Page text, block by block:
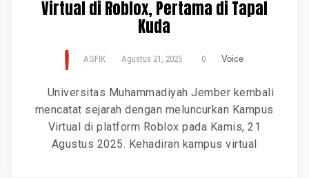
Virtual di Roblox, Pertama di Tapal
Kuda
ASFIK Agustus 21, 2025 0 Voice
Universitas Muhammadiyah Jember kembali
mencatat sejarah dengan meluncurkan Kampus
Virtual di platform Roblox pada Kamis, 21
Agustus 2025. Kehadiran kampus virtual